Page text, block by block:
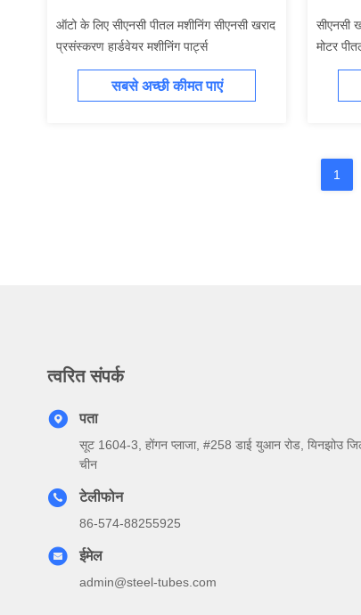
ऑटो के लिए सीएनसी पीतल मशीनिंग सीएनसी खराद
प्रसंस्करण हार्डवेयर मशीनिंग पार्ट्स
सबसे अच्छी कीमत पाएं
सीएनसी
मोटर
1
त्वरित संपर्क
पता
सूट 1604-3, होंगन प्लाजा, #258 डाई युआन रोड, यिनझोउ
चीन
टेलीफोन
86-574-88255925
ईमेल
admin@steel-tubes.com